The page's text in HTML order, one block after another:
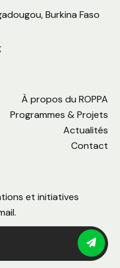
Burkina Faso
À propos du ROPPA
Programmes & Projets
Actualités
Contact
et initiatives